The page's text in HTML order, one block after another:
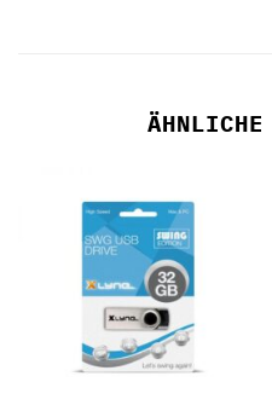
ÄHNLICHE